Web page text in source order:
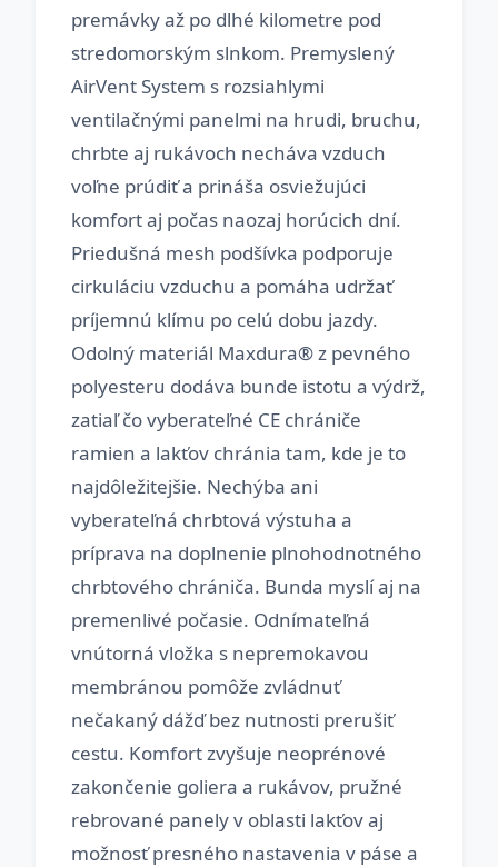
premávky až po dlhé kilometre pod
stredomorským slnkom. Premyslený
AirVent System s rozsiahlymi
ventilačnými panelmi na hrudi, bruchu,
chrbte aj rukávoch necháva vzduch
voľne prúdiť a prináša osviežujúci
komfort aj počas naozaj horúcich dní.
Priedušná mesh podšívka podporuje
cirkuláciu vzduchu a pomáha udržať
príjemnú klímu po celú dobu jazdy.
Odolný materiál Maxdura® z pevného
polyesteru dodáva bunde istotu a výdrž,
zatiaľ čo vyberateľné CE chrániče
ramien a lakťov chránia tam, kde je to
najdôležitejšie. Nechýba ani
vyberateľná chrbtová výstuha a
príprava na doplnenie plnohodnotného
chrbtového chrániča. Bunda myslí aj na
premenlivé počasie. Odnímateľná
vnútorná vložka s nepremokavou
membránou pomôže zvládnuť
nečakaný dážď bez nutnosti prerušiť
cestu. Komfort zvyšuje neoprénové
zakončenie goliera a rukávov, pružné
rebrované panely v oblasti lakťov aj
možnosť presného nastavenia v páse a